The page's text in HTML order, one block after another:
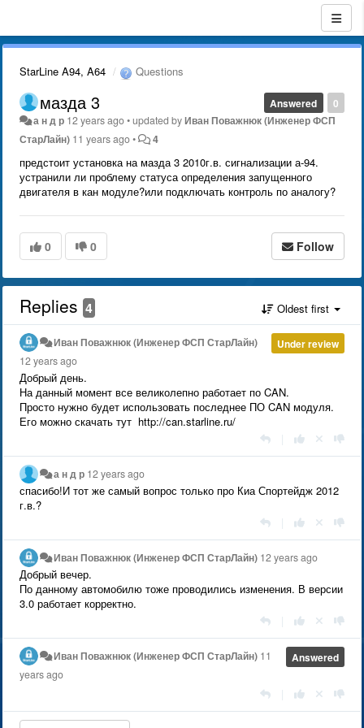
StarLine A94, A64 Questions
0
Answered
мазда 3
а н д р 12 years ago•updated byИван Поважнюк (Инженер ФСП
СтарЛайн) 11 years ago• 4
предстоит установка на мазда 3 2010г.в. сигнализации а-94.
устранили ли проблему статуса определения запущенного
двигателя в кан модуле?или подключать контроль по аналогу?
0 0 Follow
Replies 4 Oldest first
Under review
Иван Поважнюк (Инженер ФСП СтарЛайн)
12 years ago
Добрый день.
На данный момент все великолепно работает по CAN.
Просто нужно будет использовать последнее ПО CAN модуля.
Его можно скачать тут http://can.starline.ru/
а н д р 12 years ago
спасибо!И тот же самый вопрос только про Киа Спортейдж 2012
г.в.?
Иван Поважнюк (Инженер ФСП СтарЛайн) 12 years ago
Добрый вечер.
По данному автомобилю тоже проводились изменения. В версии
3.0 работает корректно.
Answered
Иван Поважнюк (Инженер ФСП СтарЛайн) 11
years ago